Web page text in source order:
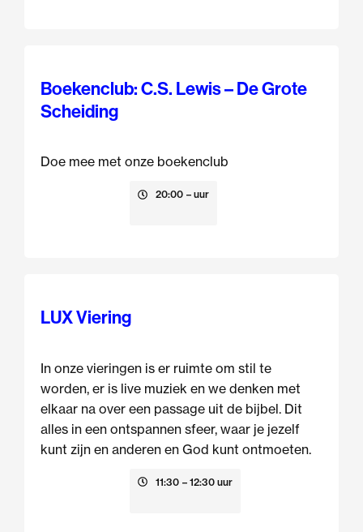
Boekenclub: C.S. Lewis – De Grote
Scheiding
Doe mee met onze boekenclub
20:00 – uur
LUX Viering
In onze vieringen is er ruimte om stil te
worden, er is live muziek en we denken met
elkaar na over een passage uit de bijbel. Dit
alles in een ontspannen sfeer, waar je jezelf
kunt zijn en anderen en God kunt ontmoeten.
11:30 – 12:30 uur